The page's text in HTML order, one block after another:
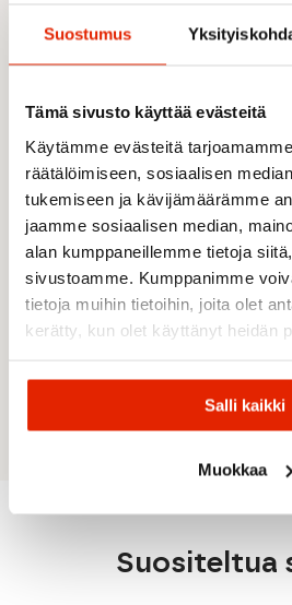
Suostumus
Tämä sivusto käyttää evästeitä
Käytämme evästeitä
räätälöimiseen, sosiaalisen
tukemiseen ja kävijämäärämme
jaamme sosiaalisen median,
alan kumppaneillemme tietoja
sivustoamme. Kumppanimme
tietoja muihin tietoihin, joita olet
kerätty, kun olet käyttänyt heidän
Salli kaikki
Muokkaa
Rento istuvuus
Raglanhihat paremman
Korkea kaulus
Vetoketjullinen etukiinnitys
Vetoketjullinen rintatasku
Käsienlämmittelytaskut
Joustava helma
Joustavat hihansuut
Logomerkki
Yli 50 % materiaalista
kuitua
Päämateriaali: 100 %
Suositeltua